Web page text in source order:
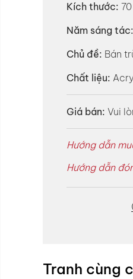
Kích thước:
Năm sáng tác:
Chủ đề: Bán
Chất liệu:
Giá bán: Vui
Hướng dẫn
Hướng dẫn
Tranh cùng